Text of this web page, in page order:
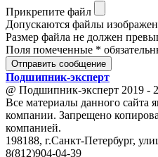
Прикрепите файл
Допускаются файлы
Размер файла не должен
Поля помеченные *
Отправить сообщение
Подшипник-эксперт
@ Подшипник-эксперт 2019 -
Все материалы данного сайта
компании. Запрещено
компанией.
198188, г.Санкт-Петербург,
8(812)904-04-39